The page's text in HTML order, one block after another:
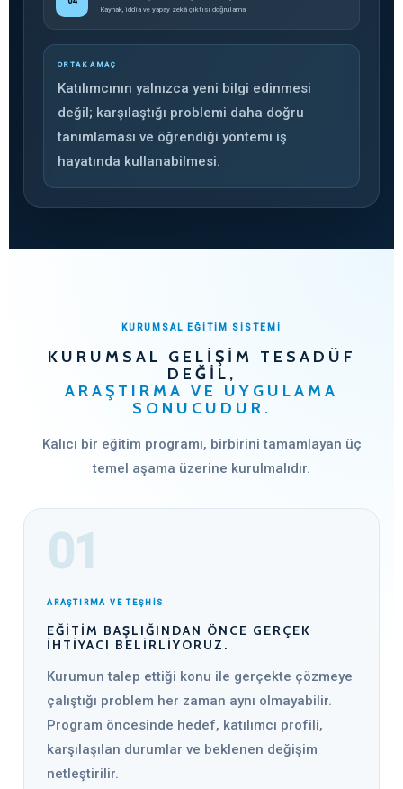
Kaynak, iddia ve yapay zekâ çıktısı doğrulama
ORTAK AMAÇ
Katılımcının yalnızca yeni bilgi edinmesi
değil; karşılaştığı problemi daha doğru
tanımlaması ve öğrendiği yöntemi iş
hayatında kullanabilmesi.
KURUMSAL EĞİTİM SİSTEMİ
KURUMSAL GELIŞIM TESADÜF
DEĞIL,
ARAŞTIRMA VE UYGULAMA
SONUCUDUR.
Kalıcı bir eğitim programı, birbirini tamamlayan üç
temel aşama üzerine kurulmalıdır.
01
ARAŞTIRMA VE TEŞHİS
EĞITIM BAŞLIĞINDAN ÖNCE GERÇEK
IHTIYACI BELIRLIYORUZ.
Kurumun talep ettiği konu ile gerçekte çözmeye
çalıştığı problem her zaman aynı olmayabilir.
Program öncesinde hedef, katılımcı profili,
karşılaşılan durumlar ve beklenen değişim
netleştirilir.